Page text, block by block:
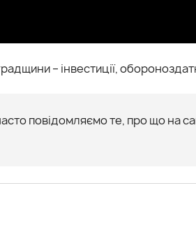
– інвестиції,
повідомляємо те, про що на